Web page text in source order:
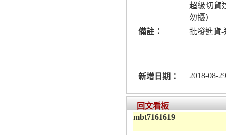
超級切貨
勿擾）
備註：
批發進貨
新增日期： 2018-08-
回文看板
mbt7161619